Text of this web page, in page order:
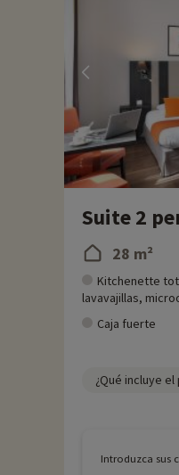
Suite 2
28 m²
Kitchenette
lavavajillas,
Caja fuerte
¿Qué incluye el
Introduzca sus